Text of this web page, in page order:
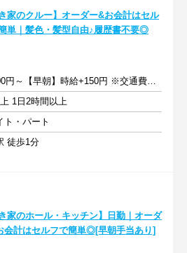
き家のクルー】オーダー&お会計はセル
単｜髪色・髪型自由♪履歴書不要◎
時給1300円～【早朝】時給+150円 ※交通費支給
1日2時間以上
ト・パート
徒歩1分
き家のホール・キッチン】日勤｜オーダ
会計はセルフで簡単◎[早朝手当あり]